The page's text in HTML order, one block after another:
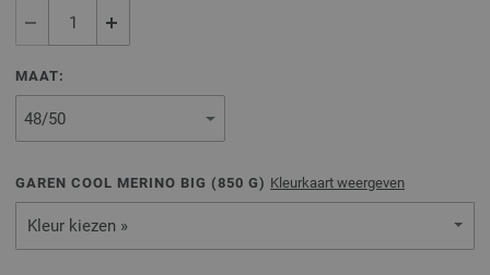
MAAT:
GAREN COOL MERINO BIG (850 G) Kleurkaart weergeven
Kleur kiezen »